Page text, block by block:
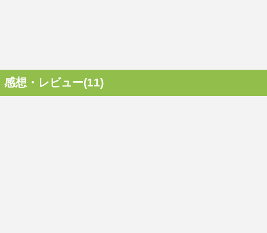
感想・レビュー(11)